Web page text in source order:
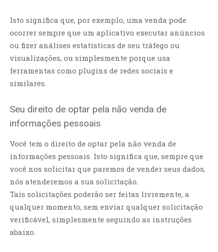
Isto significa que, por exemplo, uma venda pode
ocorrer sempre que um aplicativo executar anúncios
ou fizer análises estatísticas de seu tráfego ou
visualizações, ou simplesmente porque usa
ferramentas como plugins de redes sociais e
similares.
Seu direito de optar pela não venda de
informações pessoais
Você tem o direito de optar pela não venda de
informações pessoais. Isto significa que, sempre que
você nos solicitar que paremos de vender seus dados,
nós atenderemos a sua solicitação.
Tais solicitações poderão ser feitas livremente, a
qualquer momento, sem enviar qualquer solicitação
verificável, simplesmente seguindo as instruções
abaixo.